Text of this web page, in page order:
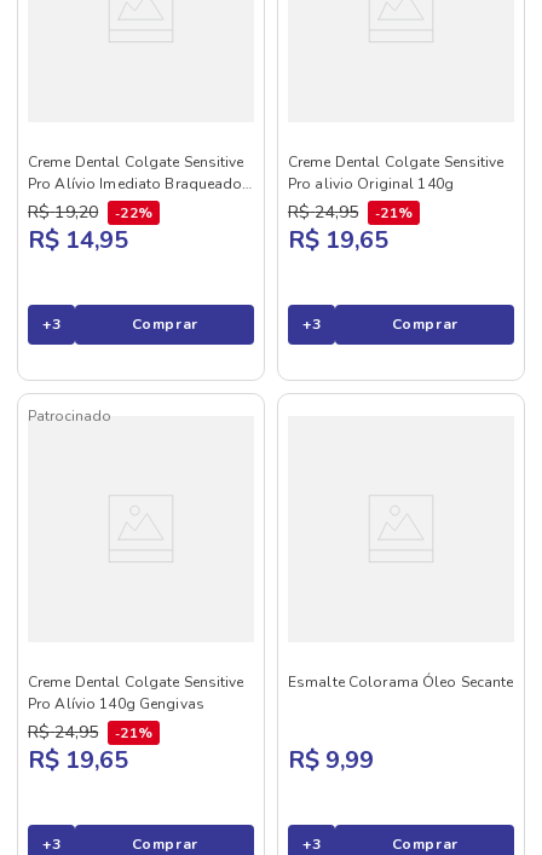
Creme Dental Colgate Sensitive
Pro Alívio Imediato Braqueador
Fresh 90g
R$ 19,20 22%
R$ 14,95
+3 Comprar
Creme Dental Colgate Sensitive
Pro alivio Original 140g
R$ 24,95 21%
R$ 19,65
+3 Comprar
Patrocinado
Creme Dental Colgate Sensitive
Pro Alívio 140g Gengivas
R$ 24,95 21%
R$ 19,65
+3 Comprar
Esmalte Colorama Óleo Secante
R$ 9,99
+3 Comprar